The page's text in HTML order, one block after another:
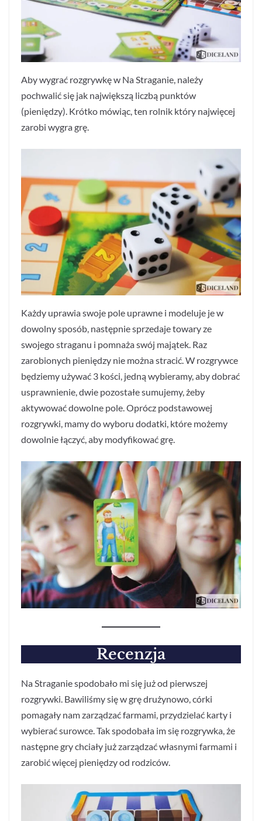
Aby wygrać rozgrywkę w Na Straganie, należy
pochwalić się jak największą liczbą punktów
(pieniędzy). Krótko mówiąc, ten rolnik który najwięcej
zarobi wygra grę.
Każdy uprawia swoje pole uprawne i modeluje je w
dowolny sposób, następnie sprzedaje towary ze
swojego straganu i pomnaża swój majątek. Raz
zarobionych pieniędzy nie można stracić. W rozgrywce
będziemy używać 3 kości, jedną wybieramy, aby dobrać
usprawnienie, dwie pozostałe sumujemy, żeby
aktywować dowolne pole. Oprócz podstawowej
rozgrywki, mamy do wyboru dodatki, które możemy
dowolnie łączyć, aby modyfikować grę.
Recenzja
Na Straganie spodobało mi się już od pierwszej
rozgrywki. Bawiliśmy się w grę drużynowo, córki
pomagały nam zarządzać farmami, przydzielać karty i
wybierać surowce. Tak spodobała im się rozgrywka, że
następne gry chciały już zarządzać własnymi farmami i
zarobić więcej pieniędzy od rodziców.